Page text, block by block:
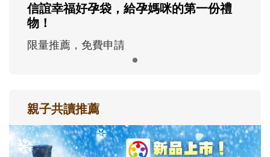
信誼幸福好孕袋，給孕媽咪的第一份禮
物！
限量推薦，免費申請
親子共讀推薦